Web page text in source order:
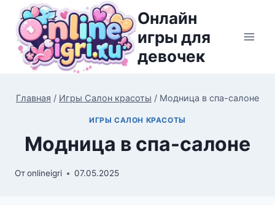
Перейти
содержимому
Онлайн
игры для
девочек
Главная / Игры Салон красоты / Модница в спа-салоне
ИГРЫ САЛОН КРАСОТЫ
Модница в спа-салоне
Отonlineigri 07.05.2025